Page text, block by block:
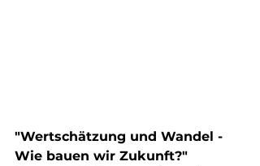
"Wertschätzung und Wandel -
Wie bauen wir Zukunft?"